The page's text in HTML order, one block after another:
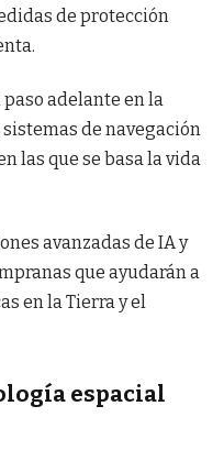
de protección
paso adelante en la
de navegación
las que se basa la vida
avanzadas de IA y
que ayudarán a
en la Tierra y el
espacial